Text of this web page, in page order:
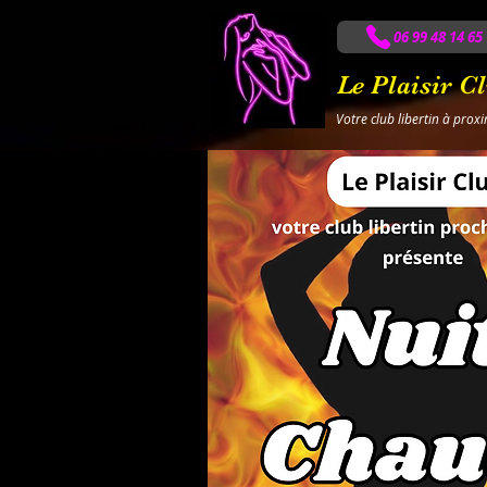
Le Plaisir
Votre club libertin à
06 99 48 14 65